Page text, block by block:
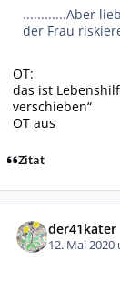
............Aber
der Frau
OT:
das ist
verschieben“
OT aus
Zitat
der41kater
12. Mai 2020